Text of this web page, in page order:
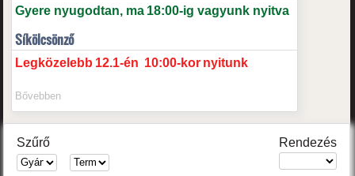
Gyere nyugodtan, ma 18:00-ig vagyunk nyitva
Síkölcsönző
Legközelebb 12.1-én 10:00-kor nyitunk
Bővebben
Szűrő Rendezés